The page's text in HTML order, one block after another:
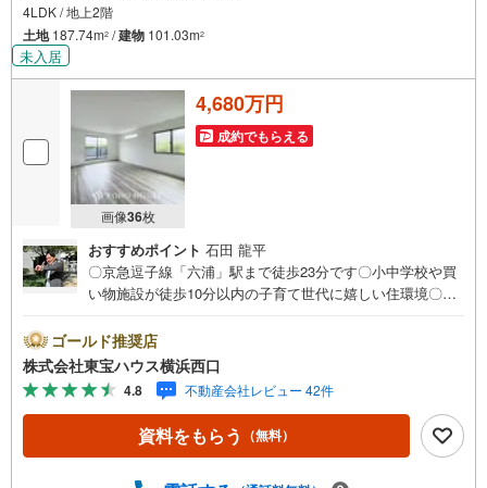
4LDK / 地上2階
土地187.74m2 /建物 101.03m2
未入居
画像36枚
4,680万円
成約でもらえる
おすすめポイント 石田 龍平
〇京急逗子線「六浦」駅まで徒歩23分です〇小中学校や買
い物施設が徒歩10分以内の子育て世代に嬉しい住環境〇高
不動産キャンペーン対象店舗ーーーー当店で物件を成約す
るとPayPayボーナスライトがもらえる「Yahoo！ 不動産
物件ご成約キャンペーン」の対象になります。「資料をも
らう」「見学予約をする」ボタンからお問い合わせくださ
い。※必ずYahoo！ JAPAN IDでログインしてください。※P
ayPayボーナスライトは出金と譲渡はできません。有効期
ゴールド推奨店
株式会社東宝ハウス横浜西口
4.8 不動産会社レビュー 42件
資料をもらう （無料）